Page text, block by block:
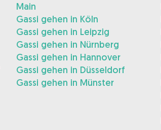
Main
Gassi gehen in Köln
Gassi gehen in Leipzig
Gassi gehen in Nürnberg
Gassi gehen in Hannover
Gassi gehen in Düsseldorf
Gassi gehen in Münster